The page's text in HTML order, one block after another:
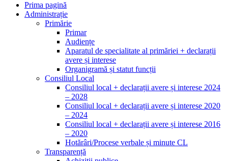
Prima pagină
Administrație
Primărie
Primar
Audiențe
Aparatul de specialitate al primăriei + declarații
avere și interese
Organigramă și statut funcții
Consiliul Local
Consiliul local + declarații avere și interese 2024
– 2028
Consiliul local + declarații avere și interese 2020
– 2024
Consiliul local + declarații avere și interese 2016
– 2020
Hotărâri/Procese verbale și minute CL
Transparență